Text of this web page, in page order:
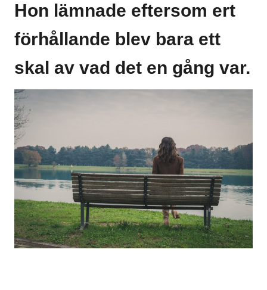
Hon lämnade eftersom ert
förhållande blev bara ett
skal av vad det en gång var.